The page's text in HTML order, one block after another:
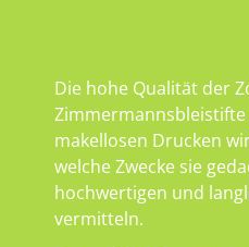
Die hohe Qualität der
makellosen Drucken
welche Zwecke sie
hochwertigen und
vermitteln.